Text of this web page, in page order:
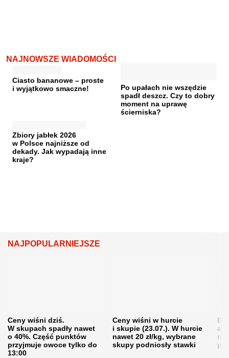
NAJNOWSZE WIADOMOŚCI
Ciasto bananowe – proste
i wyjątkowo smaczne!
Po upałach nie wszędzie
spadł deszcz. Czy to dobry
moment na uprawę
ścierniska?
Zbiory jabłek 2026
w Polsce najniższe od
dekady. Jak wypadają inne
kraje?
NAJPOPULARNIEJSZE
Ceny wiśni dziś.
W skupach spadły nawet
o 40%. Część punktów
przyjmuje owoce tylko do
13:00
Ceny wiśni w hurcie
i skupie (23.07.). W hurcie
nawet 20 zł/kg, wybrane
skupy podniosły stawki